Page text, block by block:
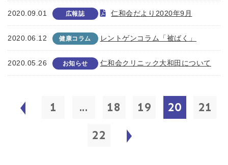
2020.09.01 広報誌 仁和会だより2020年9月
2020.06.12 健康コラム レントゲンコラム「被ばく」
2020.05.26 お知らせ 仁和会クリニック大和田について
1 ... 18 19 20
21
22